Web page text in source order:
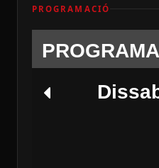
PROGRAMACIÓ